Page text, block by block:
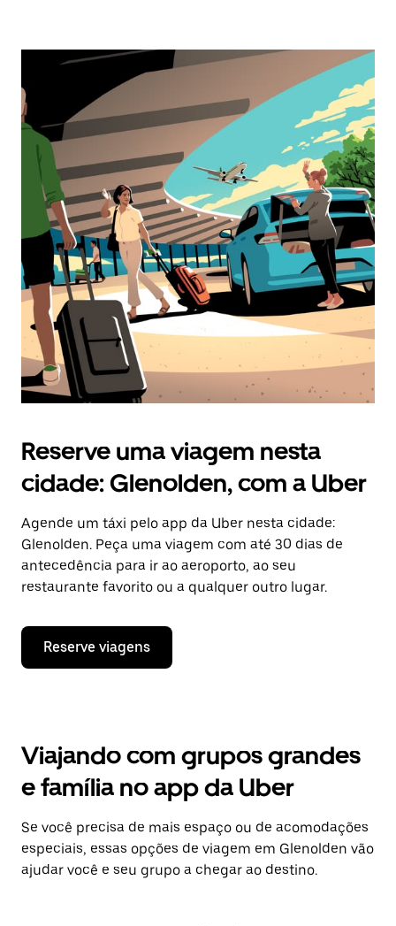
Reserve uma viagem nesta
cidade: Glenolden, com a Uber
Agende um táxi pelo app da Uber nesta cidade:
Glenolden. Peça uma viagem com até 30 dias de
antecedência para ir ao aeroporto, ao seu
restaurante favorito ou a qualquer outro lugar.
Reserve viagens
Viajando com grupos grandes
e família no app da Uber
Se você precisa de mais espaço ou de acomodações
especiais, essas opções de viagem em Glenolden vão
ajudar você e seu grupo a chegar ao destino.